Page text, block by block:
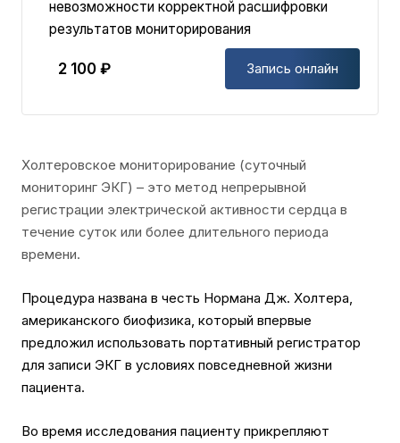
невозможности корректной расшифровки
результатов мониторирования
2 100 ₽ Запись онлайн
Холтеровское мониторирование (суточный
мониторинг ЭКГ) – это метод непрерывной
регистрации электрической активности сердца в
течение суток или более длительного периода
времени.
Процедура названа в честь Нормана Дж. Холтера,
американского биофизика, который впервые
предложил использовать портативный регистратор
для записи ЭКГ в условиях повседневной жизни
пациента.
Во время исследования пациенту прикрепляют